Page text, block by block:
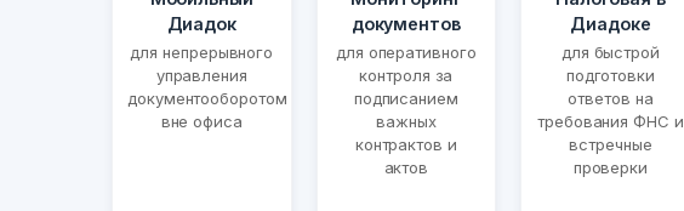
Диадок
для непрерывного
управления
документооборотом
вне офиса
документов
для оперативного
контроля за
подписанием
важных
контрактов и
актов
Диадоке
для быстрой
подготовки
ответов на
требования ФНС и
встречные
проверки